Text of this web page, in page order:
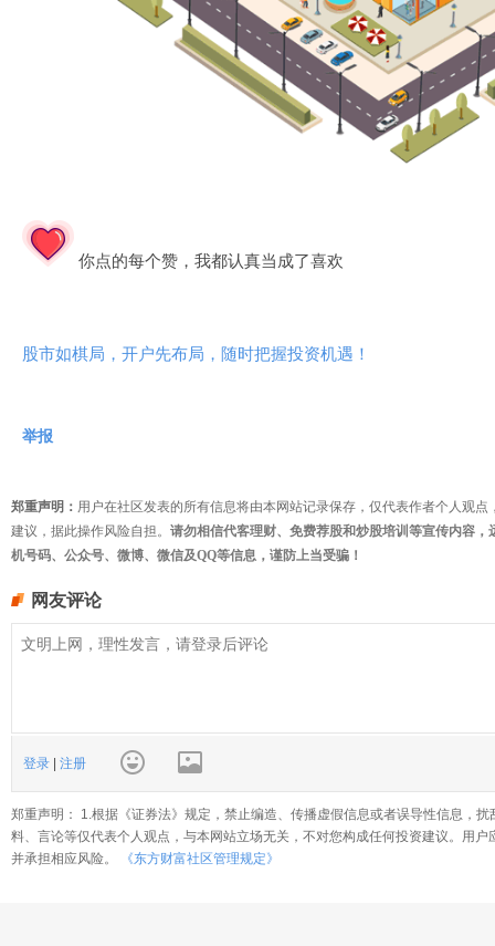
你点的每个赞，我都认真当成了喜欢
股市如棋局，开户先布局，随时把握投资机遇！
举报
郑重声明： 用户在社区发表的所有信息将由本网站记录保存，仅代表作者个人观
建议，据此操作风险自担。 请勿相信代客理财、免费荐股和炒股培训等宣传内容
机号码、公众号、微博、微信及QQ等信息，谨防上当受骗！
网友评论
登录 注册
郑重声明： 1.根据《证券法》规定，禁止编造、传播虚假信息或者误导性信息，
料、言论等仅代表个人观点，与本网站立场无关，不对您构成任何投资建议。用
并承担相应风险。
《东方财富社区管理规定》